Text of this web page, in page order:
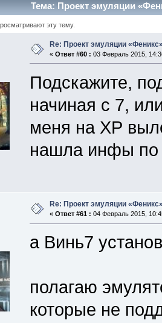
Тема: Проект эмуляции
эту тему.
Re: Проект эмуляции
« Ответ #60 : 03 Февраль 2015,
Подскажите,
начиная с 7,
меня на ХР
нашла инфы по
Re: Проект эмуляции
« Ответ #61 : 04 Февраль 2015,
а Винь7
полагаю
которые не